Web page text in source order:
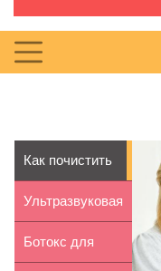
Как почистить
столовое
серебро
Ультразвуковая
липосакция:
Ботокс для